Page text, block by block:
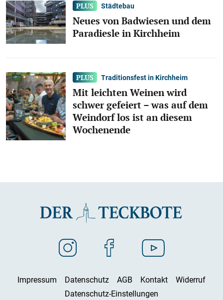
Städtebau
Neues von Badwiesen und dem
Paradiesle in Kirchheim
Traditionsfest in Kirchheim
Mit leichten Weinen wird
schwer gefeiert – was auf dem
Weindorf los ist an diesem
Wochenende
Impressum Datenschutz AGB Kontakt
Widerruf
Datenschutz-Einstellungen